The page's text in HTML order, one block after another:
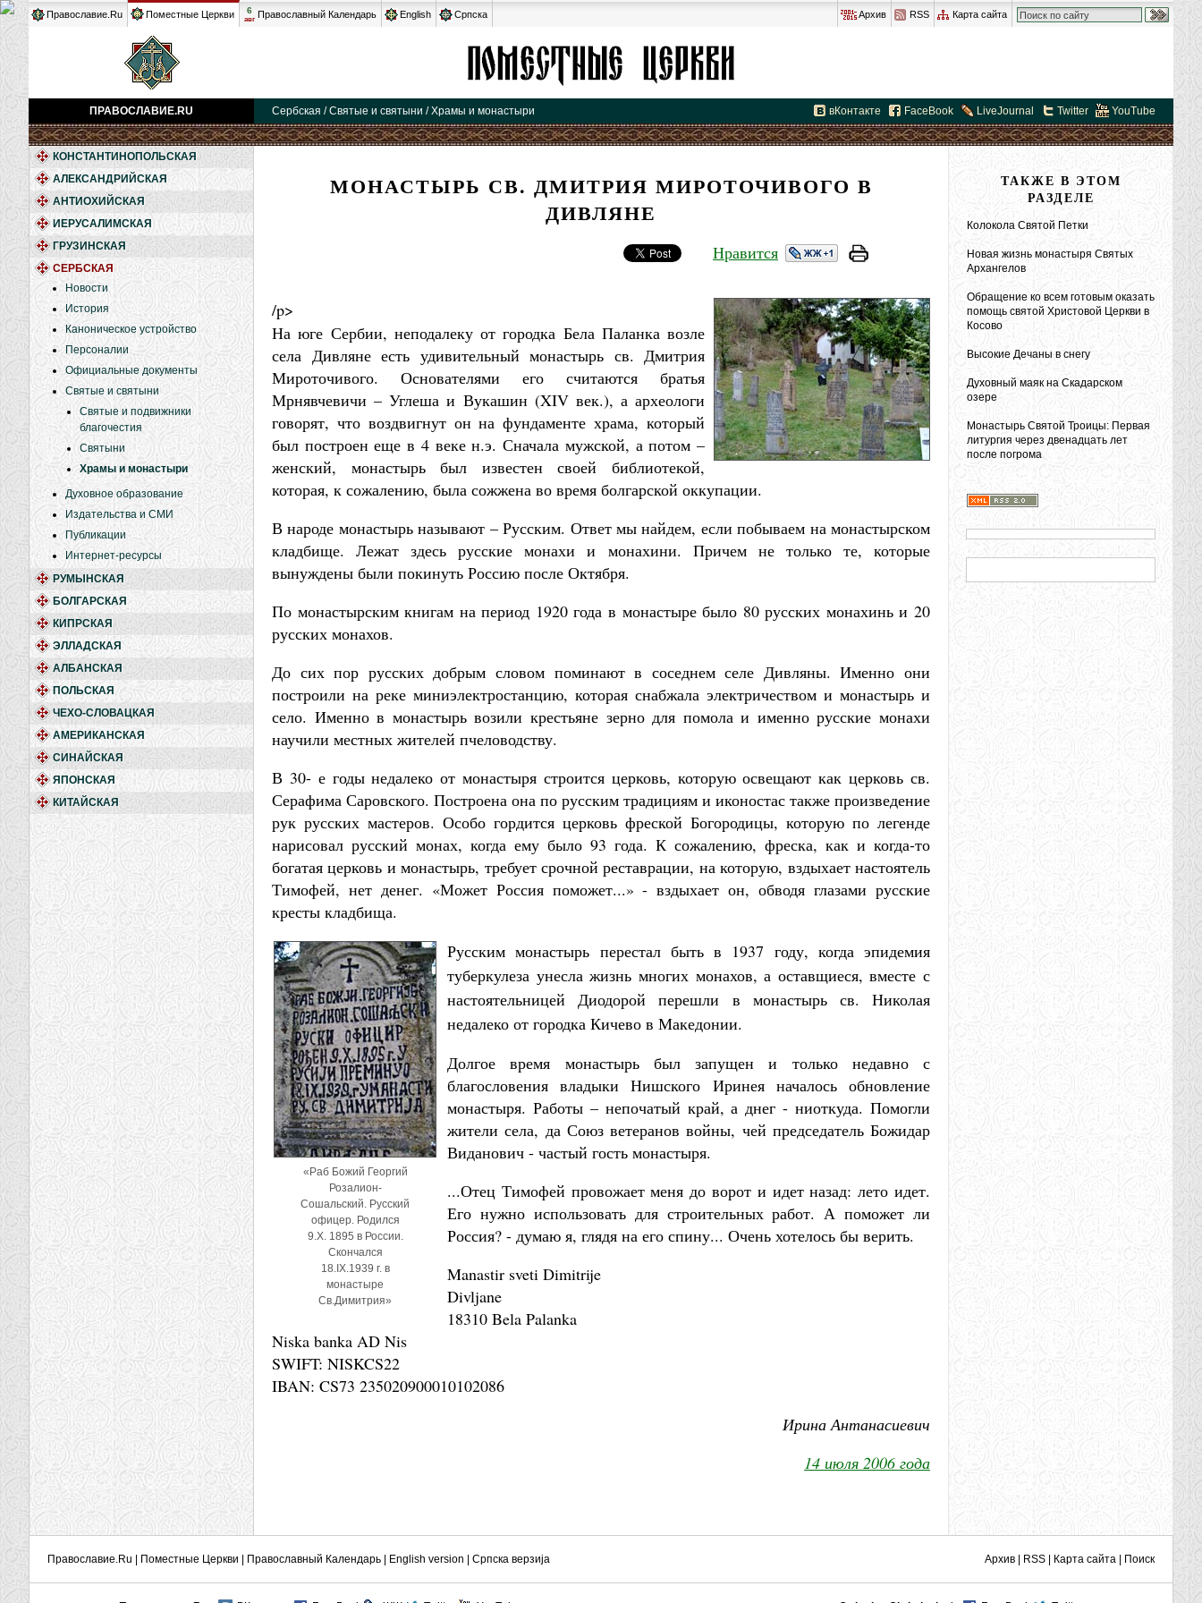
Православие.Ru Поместные Церкви 6
авг Православный Календарь English Српска Архив RSS Карта сайта
ПРАВОСЛАВИЕ.RU Сербская / Святые и святыни / Храмы и монастыри вКонтакте FaceBook LiveJournal Twitter YouTube
КОНСТАНТИНОПОЛЬСКАЯ
АЛЕКСАНДРИЙСКАЯ
АНТИОХИЙСКАЯ
ИЕРУСАЛИМСКАЯ
ГРУЗИНСКАЯ
СЕРБСКАЯ
Новости
История
Каноническое устройство
Персоналии
Официальные документы
Святые и святыни
Святые и подвижники
благочестия
Святыни
Храмы и монастыри
Духовное образование
Издательства и СМИ
Публикации
Интернет-ресурсы
РУМЫНСКАЯ
БОЛГАРСКАЯ
КИПРСКАЯ
ЭЛЛАДСКАЯ
АЛБАНСКАЯ
ПОЛЬСКАЯ
ЧЕХО-СЛОВАЦКАЯ
АМЕРИКАНСКАЯ
СИНАЙСКАЯ
ЯПОНСКАЯ
КИТАЙСКАЯ
МОНАСТЫРЬ СВ. ДМИТРИЯ МИРОТОЧИВОГО В
ДИВЛЯНЕ
Нравится
/p>
На юге Сербии, неподалеку от городка Бела Паланка возле
села Дивляне есть удивительный монастырь св. Дмитрия
Мироточивого. Основателями его считаются братья
Мрнявчевичи – Углеша и Вукашин (XIV век.), а археологи
говорят, что воздвигнут он на фундаменте храма, который
был построен еще в 4 веке н.э. Сначала мужской, а потом –
женский, монастырь был известен своей библиотекой,
которая, к сожалению, была сожжена во время болгарской оккупации.
В народе монастырь называют – Русским. Ответ мы найдем, если побываем на монастырском
кладбище. Лежат здесь русские монахи и монахини. Причем не только те, которые
вынуждены были покинуть Россию после Октября.
По монастырским книгам на период 1920 года в монастыре было 80 русских монахинь и 20
русских монахов.
До сих пор русских добрым словом поминают в соседнем селе Дивляны. Именно они
построили на реке миниэлектростанцию, которая снабжала электричеством и монастырь и
село. Именно в монастырь возили крестьяне зерно для помола и именно русские монахи
научили местных жителей пчеловодству.
В 30- е годы недалеко от монастыря строится церковь, которую освещают как церковь св.
Серафима Саровского. Построена она по русским традициям и иконостас также произведение
рук русских мастеров. Особо гордится церковь фреской Богородицы, которую по легенде
нарисовал русский монах, когда ему было 93 года. К сожалению, фреска, как и когда-то
богатая церковь и монастырь, требует срочной реставрации, на которую, вздыхает настоятель
Тимофей, нет денег. «Может Россия поможет...» - вздыхает он, обводя глазами русские
кресты кладбища.
«Раб Божий Георгий
Розалион-
Сошальский. Русский
офицер. Родился
9.X. 1895 в России.
Скончался
18.IX.1939 г. в
монастыре
Св.Димитрия»
Русским монастырь перестал быть в 1937 году, когда эпидемия
туберкулеза унесла жизнь многих монахов, а оставщиеся, вместе с
настоятельницей Диодорой перешли в монастырь св. Николая
недалеко от городка Кичево в Македонии.
Долгое время монастырь был запущен и только недавно с
благословения владыки Нишского Иринея началось обновление
монастыря. Работы – непочатый край, а днег - ниоткуда. Помогли
жители села, да Союз ветеранов войны, чей председатель Божидар
Виданович - частый гость монастыря.
...Отец Тимофей провожает меня до ворот и идет назад: лето идет.
Его нужно использовать для строительных работ. А поможет ли
Россия? - думаю я, глядя на его спину... Очень хотелось бы верить.
Manastir sveti Dimitrije
Divljane
18310 Bela Palanka
Niska banka AD Nis
SWIFT: NISKCS22
IBAN: CS73 235020900010102086
Ирина Антанасиевич
14 июля 2006 года
ТАКЖЕ В ЭТОМ
РАЗДЕЛЕ
Колокола Святой Петки
Новая жизнь монастыря Святых
Архангелов
Обращение ко всем готовым оказать
помощь святой Христовой Церкви в
Косово
Высокие Дечаны в снегу
Духовный маяк на Скадарском
озере
Монастырь Святой Троицы: Первая
литургия через двенадцать лет
после погрома
Православие.Ru Поместные Церкви Православный Календарь English version Српска верзиjа Архив RSS Карта сайта Поиск